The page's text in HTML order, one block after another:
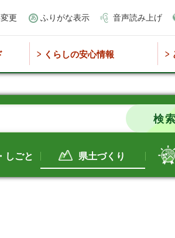
更 ふりがな表示 音声読み上げ
くらしの安心情報
しごと 県土づくり